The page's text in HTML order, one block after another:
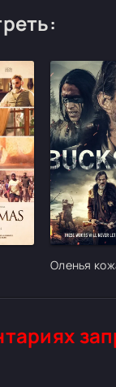
[/
Оленья